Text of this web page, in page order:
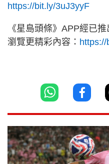
https://bit.ly/3uJ3yyF
《星島頭條》APP經已
瀏覽更精彩內容：